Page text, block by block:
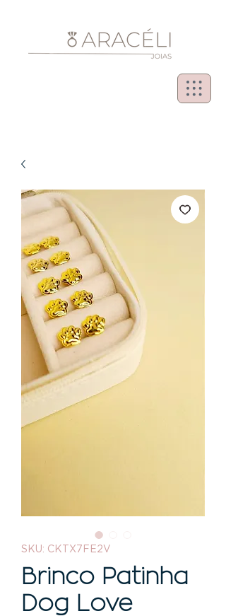
SKU: CKTX7FE2V
Brinco Patinha
Dog Love